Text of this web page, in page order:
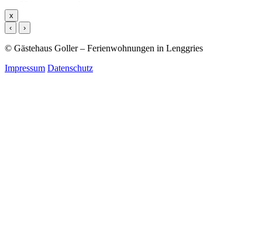
x
‹
›
© Gästehaus Goller – Ferienwohnungen in Lenggries
Impressum Datenschutz